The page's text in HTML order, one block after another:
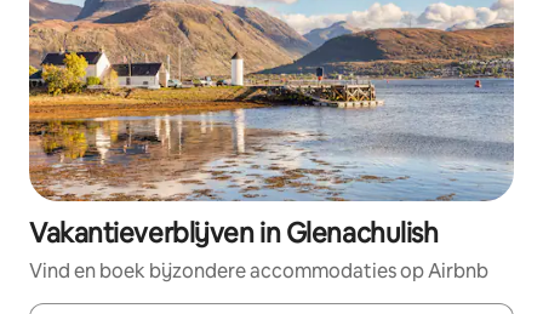
Vakantieverblijven in Glenachulish
Vind en boek bijzondere accommodaties op Airbnb